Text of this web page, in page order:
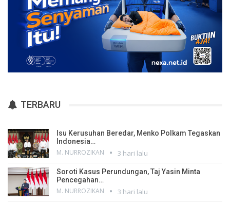
TERBARU
Isu Kerusuhan Beredar, Menko Polkam Tegaskan
Indonesia…
M. NURROZIKAN 3 hari lalu
Soroti Kasus Perundungan, Taj Yasin Minta
Pencegahan…
M. NURROZIKAN 3 hari lalu